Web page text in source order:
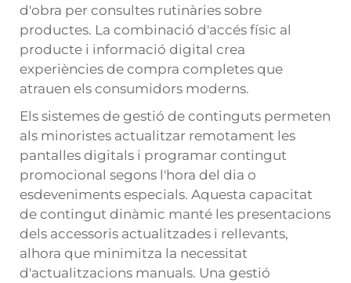
d'obra per consultes rutinàries sobre
productes. La combinació d'accés físic al
producte i informació digital crea
experiències de compra completes que
atrauen els consumidors moderns.
Els sistemes de gestió de continguts permeten
als minoristes actualitzar remotament les
pantalles digitals i programar contingut
promocional segons l'hora del dia o
esdeveniments especials. Aquesta capacitat
de contingut dinàmic manté les presentacions
dels accessoris actualitzades i rellevants,
alhora que minimitza la necessitat
d'actualitzacions manuals. Una gestió